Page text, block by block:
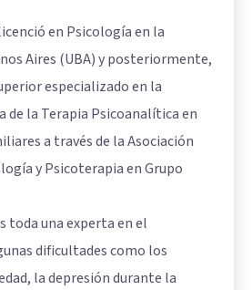
en Psicología en la
Aires (UBA) y posteriormente,
especializado en la
de la Terapia Psicoanalítica en
a través de la Asociación
y Psicoterapia en Grupo
toda una experta en el
dificultades como los
la depresión durante la